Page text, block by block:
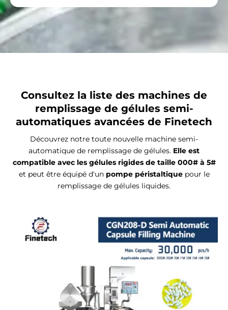
Consultez la liste des machines de
remplissage de gélules semi-
automatiques avancées de Finetech
Découvrez notre toute nouvelle machine semi-
automatique de remplissage de gélules. Elle est
compatible avec les gélules rigides de taille 000# à 5#
et peut être équipé d'un pompe péristaltiquepour le
remplissage de gélules liquides.